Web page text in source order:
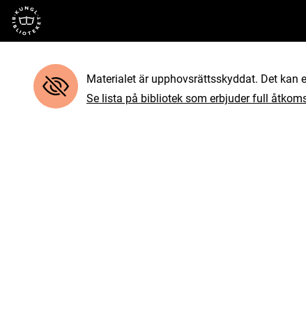
Till startsidan
Materialet är upphovsrättsskyddat. Det
Se lista på bibliotek som erbjuder full